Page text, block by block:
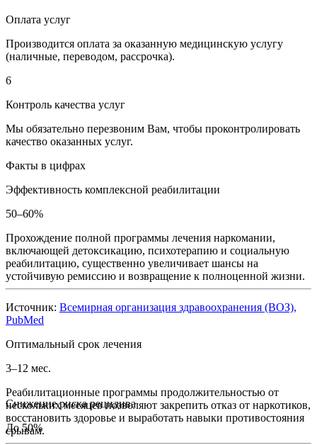
Оплата услуг
Производится оплата за оказанную медицинскую услугу
(наличные, переводом, рассрочка).
6
Контроль качества услуг
Мы обязательно перезвоним Вам, чтобы проконтролировать
качество оказанных услуг.
Факты в цифрах
Эффективность комплексной реабилитации
50–60%
Прохождение полной программы лечения наркомании,
включающей детоксикацию, психотерапию и социальную
реабилитацию, существенно увеличивает шансы на
устойчивую ремиссию и возвращение к полноценной жизни.
Источник: Всемирная организация здравоохранения (ВОЗ),
PubMed
Оптимальный срок лечения
3–12 мес.
Реабилитационные программы продолжительностью от
нескольких месяцев позволяют закрепить отказ от наркотиков,
восстановить здоровье и выработать навыки противостояния
срывам.
Снижение риска рецидива
До 50%